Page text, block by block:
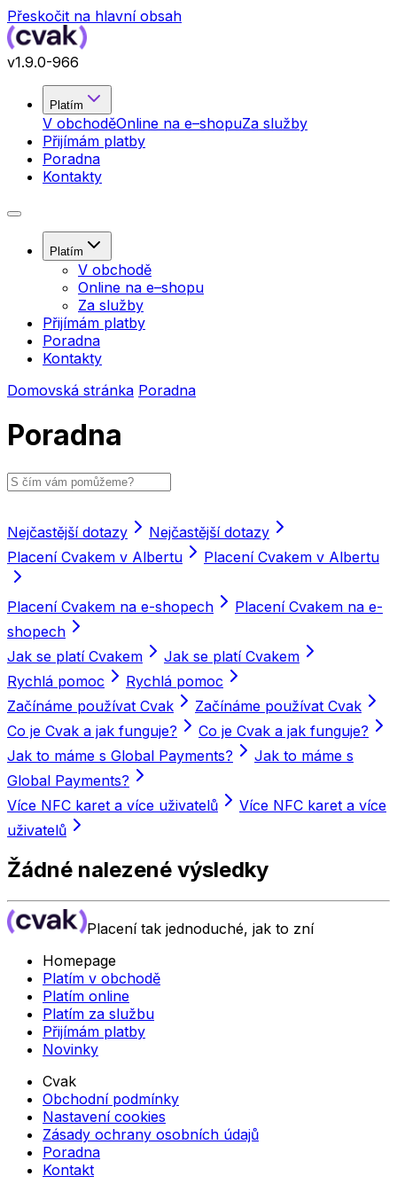
Přeskočit na hlavní obsah
v1.9.0-966
Platím
V obchoděOnline na e–shopuZa služby
Přijímám platby
Poradna
Kontakty
Platím
V obchodě
Online na e–shopu
Za služby
Přijímám platby
Poradna
Kontakty
Domovská stránka Poradna
Poradna
Nejčastější dotazy
Nejčastější dotazy
Placení Cvakem v Albertu
Placení Cvakem v Albertu
Placení Cvakem na e-shopech
Placení Cvakem na e-
shopech
Jak se platí Cvakem
Jak se platí Cvakem
Rychlá pomoc
Rychlá pomoc
Začínáme používat Cvak
Začínáme používat Cvak
Co je Cvak a jak funguje?
Co je Cvak a jak funguje?
Jak to máme s Global Payments?
Jak to máme s
Global Payments?
Více NFC karet a více uživatelů
Více NFC karet a více
uživatelů
Žádné nalezené výsledky
Placení tak jednoduché, jak to zní
Homepage
Platím v obchodě
Platím online
Platím za službu
Přijímám platby
Novinky
Cvak
Obchodní podmínky
Nastavení cookies
Zásady ochrany osobních údajů
Poradna
Kontakt